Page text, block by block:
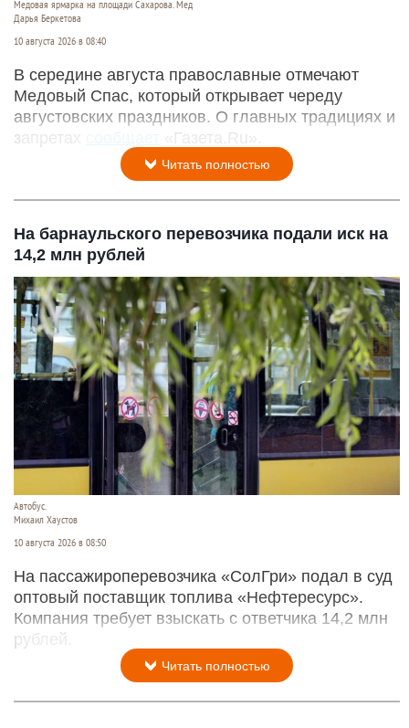
Медовая ярмарка на площади Сахарова. Мед
Дарья Беркетова
10 августа 2026 в 08:40
В середине августа православные отмечают
Медовый Спас, который открывает череду
августовских праздников. О главных традициях и
запретах
сообщает «Газета.Ru».
Читать полностью
На барнаульского перевозчика подали иск на
14,2 млн рублей
Автобус.
Михаил Хаустов
10 августа 2026 в 08:50
На пассажироперевозчика «СолГри» подал в суд
оптовый поставщик топлива «Нефтересурс».
Компания требует взыскать с ответчика 14,2 млн
рублей.
Читать полностью